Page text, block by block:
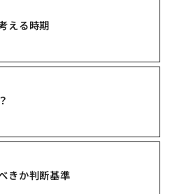
える時期
きか判断基準